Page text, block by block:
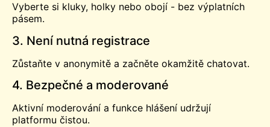
Vyberte si kluky, holky nebo obojí - bez výplatních
pásem.
3. Není nutná registrace
Zůstaňte v anonymitě a začněte okamžitě chatovat.
4. Bezpečné a moderované
Aktivní moderování a funkce hlášení udržují
platformu čistou.